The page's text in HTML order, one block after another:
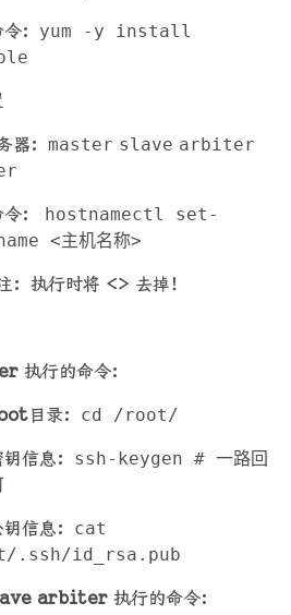
： yum -y install
器： master slave arbiter
：
hostnamectl set-
<主机名称>
：执行时将 <> 去掉！
执行的命令：
目录： cd /root/
信息： ssh-keygen # 一路回
信息： cat
.ssh/id_rsa.pub
arbiter 执行的命令：